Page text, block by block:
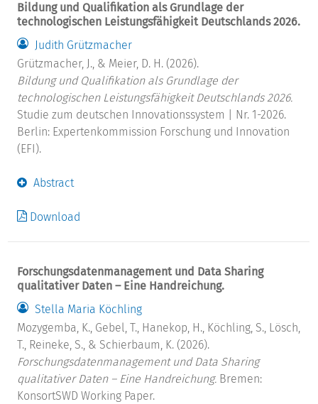
Bildung und Qualifikation als Grundlage der
technologischen Leistungsfähigkeit Deutschlands 2026.
Judith Grützmacher
Grützmacher, J., & Meier, D. H. (2026).
Bildung und Qualifikation als Grundlage der
technologischen Leistungsfähigkeit Deutschlands 2026.
Studie zum deutschen Innovationssystem | Nr. 1-2026.
Berlin: Expertenkommission Forschung und Innovation
(EFI).
Abstract
Download
Forschungsdatenmanagement und Data Sharing
qualitativer Daten – Eine Handreichung.
Stella Maria Köchling
Mozygemba, K., Gebel, T., Hanekop, H., Köchling, S., Lösch,
T., Reineke, S., & Schierbaum, K. (2026).
Forschungsdatenmanagement und Data Sharing
qualitativer Daten – Eine Handreichung. Bremen:
KonsortSWD Working Paper.